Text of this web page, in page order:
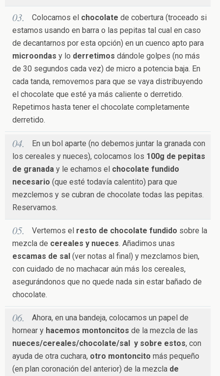
Colocamos el chocolate de cobertura (troceado si
estamos usando en barra o las pepitas tal cual en caso
de decantarnos por esta opción) en un cuenco apto para
microondas y lo derretimos dándole golpes (no más
de 30 segundos cada vez) de micro a potencia baja. En
cada tanda, removemos para que se vaya distribuyendo
el chocolate que esté ya más caliente o derretido.
Repetimos hasta tener el chocolate completamente
derretido.
En un bol aparte (no debemos juntar la granada con
los cereales y nueces), colocamos los 100g de pepitas
de granada y le echamos el chocolate fundido
necesario (que esté todavía calentito) para que
mezclemos y se cubran de chocolate todas las pepitas.
Reservamos.
Vertemos el resto de chocolate fundido sobre la
mezcla de cereales y nueces. Añadimos unas
escamas de sal (ver notas al final) y mezclamos bien,
con cuidado de no machacar aún más los cereales,
asegurándonos que no quede nada sin estar bañado de
chocolate.
Ahora, en una bandeja, colocamos un papel de
hornear y hacemos montoncitos de la mezcla de las
nueces/cereales/chocolate/sal y sobre estos, con
ayuda de otra cuchara, otro montoncito más pequeño
(en plan coronación del anterior) de la mezcla de